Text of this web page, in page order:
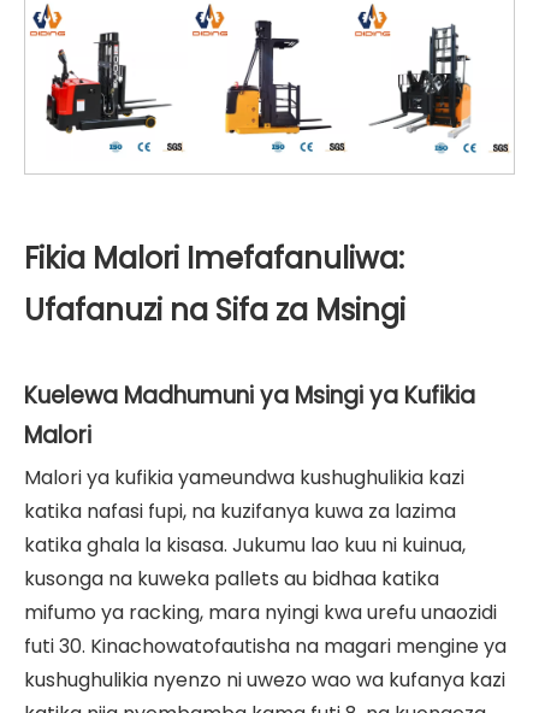
Fikia Malori Imefafanuliwa:
Ufafanuzi na Sifa za Msingi
Kuelewa Madhumuni ya Msingi ya Kufikia
Malori
Malori ya kufikia yameundwa kushughulikia kazi
katika nafasi fupi, na kuzifanya kuwa za lazima
katika ghala la kisasa. Jukumu lao kuu ni kuinua,
kusonga na kuweka pallets au bidhaa katika
mifumo ya racking, mara nyingi kwa urefu unaozidi
futi 30. Kinachowatofautisha na magari mengine ya
kushughulikia nyenzo ni uwezo wao wa kufanya kazi